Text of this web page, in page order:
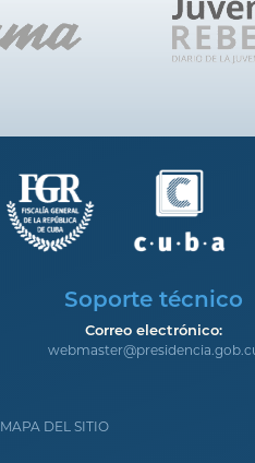
Soporte técnico
Correo electrónico:
MAPA DEL SITIO